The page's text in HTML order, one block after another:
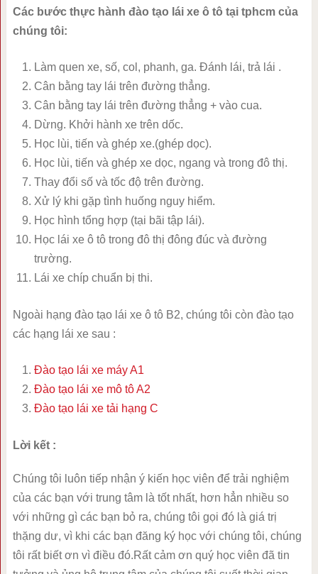
Các bước thực hành đào tạo lái xe ô tô tại tphcm của
chúng tôi:
Làm quen xe, số, col, phanh, ga. Đánh lái, trả lái .
Cân bằng tay lái trên đường thẳng.
Cân bằng tay lái trên đường thẳng + vào cua.
Dừng. Khởi hành xe trên dốc.
Học lùi, tiến và ghép xe.(ghép dọc).
Học lùi, tiến và ghép xe dọc, ngang và trong đô thị.
Thay đổi số và tốc độ trên đường.
Xử lý khi gặp tình huống nguy hiểm.
Học hình tổng hợp (tại bãi tập lái).
Học lái xe ô tô trong đô thị đông đúc và đường
trường.
Lái xe chíp chuẩn bị thi.
Ngoài hạng đào tạo lái xe ô tô B2, chúng tôi còn đào tạo
các hạng lái xe sau :
Đào tạo lái xe máy A1
Đào tạo lái xe mô tô A2
Đào tạo lái xe tải hạng C
Lời kết :
Chúng tôi luôn tiếp nhận ý kiến học viên để trải nghiệm
của các bạn với trung tâm là tốt nhất, hơn hẳn nhiều so
với những gì các bạn bỏ ra, chúng tôi gọi đó là giá trị
thặng dư, vì khi các bạn đăng ký học với chúng tôi, chúng
tôi rất biết ơn vì điều đó.Rất cảm ơn quý học viên đã tin